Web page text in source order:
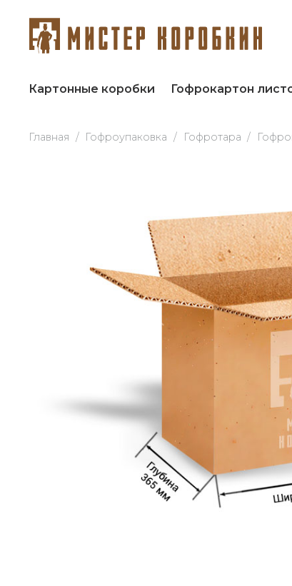
Картонные коробки Гофрокартон
Главная / Гофроупаковка / Гофротара /